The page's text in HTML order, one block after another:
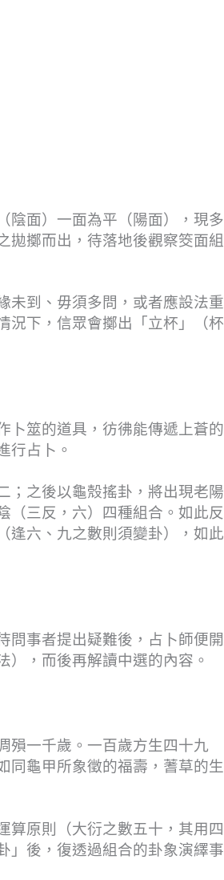
陰面）一面為平（陽面），現多
拋擲而出，待落地後觀察筊面組
未到、毋須多問，或者應設法重
況下，信眾會擲出「立杯」（杯
卜筮的道具，彷彿能傳遞上蒼的
行占卜。
；之後以龜殼搖卦，將出現老陽
（三反，六）四種組合。如此反
逢六、九之數則須變卦），如此
問事者提出疑難後，占卜師便開
，而後再解讀中選的內容。
殞一千歲。一百歲方生四十九
龜甲所象徵的福壽，蓍草的生
算原則（大衍之數五十，其用四
」後，復透過組合的卦象演繹事